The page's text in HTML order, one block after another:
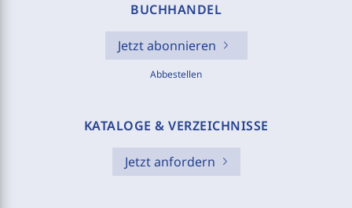
BUCHHANDEL
Jetzt abonnieren
Abbestellen
KATALOGE & VERZEICHNISSE
Jetzt anfordern